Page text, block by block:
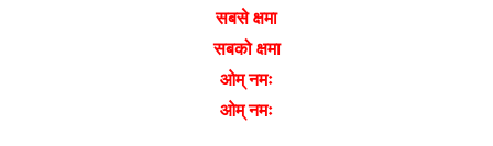
सबसे क्षमा
सबको क्षमा
ओम् नमः
ओम् नमः